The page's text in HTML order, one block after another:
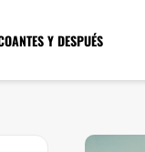
ANTES Y DESPUÉS